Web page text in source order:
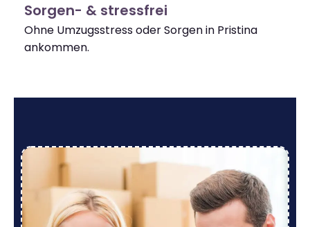
Sorgen- & stressfrei
Ohne Umzugsstress oder Sorgen in Pristina
ankommen.